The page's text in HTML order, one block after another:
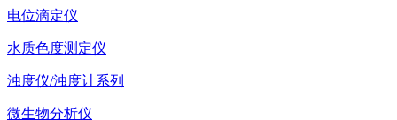
电位滴定仪
水质色度测定仪
浊度仪/浊度计系列
微生物分析仪